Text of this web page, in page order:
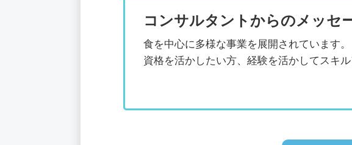
コンサルタントからのメッセ
食を中心に多様な事業を展開されています。
資格を活かしたい方、経験を活かしてスキ